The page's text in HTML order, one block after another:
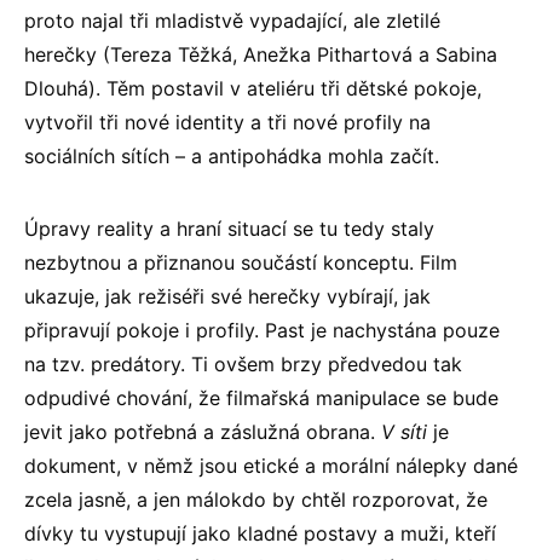
proto najal tři mladistvě vypadající, ale zletilé
herečky (Tereza Těžká, Anežka Pithartová a Sabina
Dlouhá). Těm postavil v ateliéru tři dětské pokoje,
vytvořil tři nové identity a tři nové profily na
sociálních sítích – a antipohádka mohla začít.
Úpravy reality a hraní situací se tu tedy staly
nezbytnou a přiznanou součástí konceptu. Film
ukazuje, jak režiséři své herečky vybírají, jak
připravují pokoje i profily. Past je nachystána pouze
na tzv. predátory. Ti ovšem brzy předvedou tak
odpudivé chování, že filmařská manipulace se bude
jevit jako potřebná a záslužná obrana. V síti je
dokument, v němž jsou etické a morální nálepky dané
zcela jasně, a jen málokdo by chtěl rozporovat, že
dívky tu vystupují jako kladné postavy a muži, kteří